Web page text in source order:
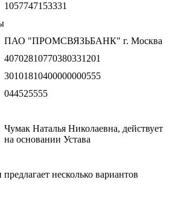
1057747153331
ПАО "ПРОМСВЯЗЬБАНК" г. Москва
40702810770380331201
30101810400000000555
044525555
Чумак Наталья Николаевна, действует
на основании Устава
несколько вариантов